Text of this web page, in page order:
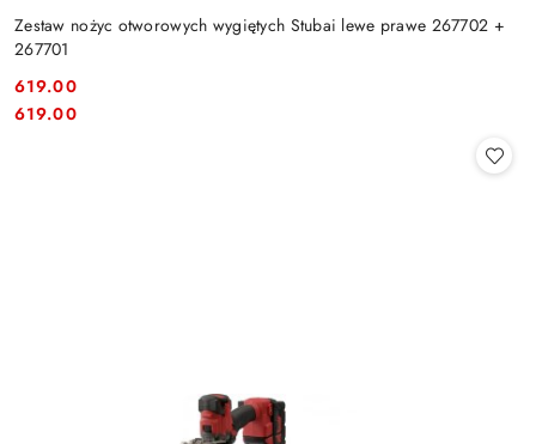
Zestaw nożyc otworowych wygiętych Stubai lewe prawe 267702 +
267701
Cena:
619.00
Cena:
619.00